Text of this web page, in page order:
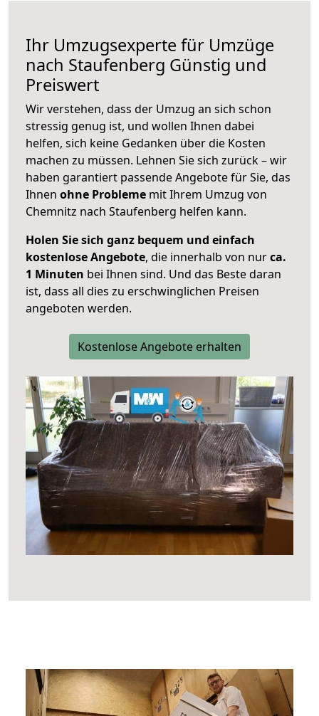
Ihr Umzugsexperte für Umzüge
nach Staufenberg Günstig und
Preiswert
Wir verstehen, dass der Umzug an sich schon
stressig genug ist, und wollen Ihnen dabei
helfen, sich keine Gedanken über die Kosten
machen zu müssen. Lehnen Sie sich zurück – wir
haben garantiert passende Angebote für Sie, das
Ihnen ohne Probleme mit Ihrem Umzug von
Chemnitz nach Staufenberg helfen kann.
Holen Sie sich ganz bequem und einfach
kostenlose Angebote, die innerhalb von nurca.
1 Minuten bei Ihnen sind. Und das Beste daran
ist, dass all dies zu erschwinglichen Preisen
angeboten werden.
Kostenlose Angebote erhalten